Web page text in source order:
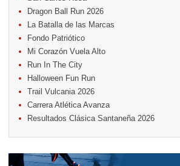
25. Run Alajuela
31.
Halloween Fun Run
Noviembre
08. Lindora Run
15. Entre Pan y Rosas
Diciembre
Trail Vulcania 2026
12. Media Maratón Puntarenas 2026
Dragon Ball Run 2026
La Batalla de las Marcas
Fondo Patriótico
Mi Corazón Vuela Alto
Run In The City
Halloween Fun Run
Trail Vulcania 2026
Carrera Atlética Avanza
Resultados Clásica Santaneña 2026